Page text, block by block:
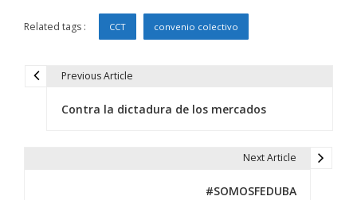
Related tags : CCT convenio colectivo
Previous Article
Contra la dictadura de los mercados
Next Article
#SOMOSFEDUBA